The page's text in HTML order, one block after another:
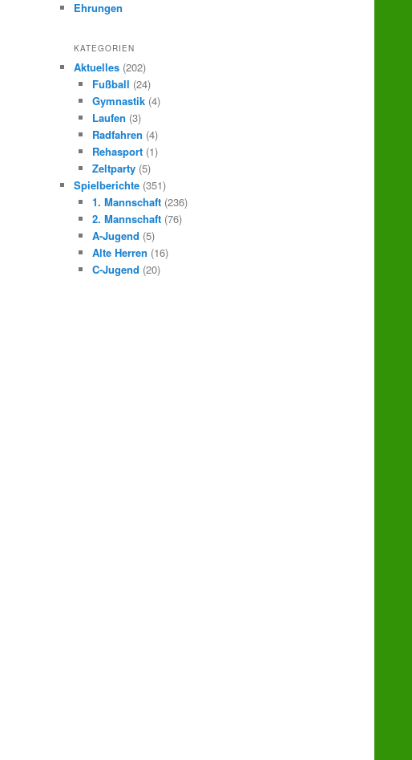
Ehrungen
KATEGORIEN
Aktuelles (202)
Fußball (24)
Gymnastik(4)
Laufen (3)
Radfahren (4)
Rehasport(1)
Zeltparty(5)
Spielberichte (351)
1. Mannschaft(236)
2. Mannschaft(76)
A-Jugend (5)
Alte Herren (16)
C-Jugend (20)